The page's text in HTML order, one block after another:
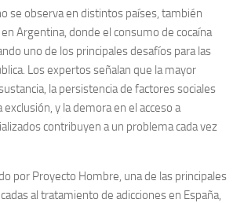
se observa en distintos países, también
Argentina, donde el consumo de cocaína
uno de los principales desafíos para las
Los expertos señalan que la mayor
la persistencia de factores sociales
y la demora en el acceso a
contribuyen a un problema cada vez
por Proyecto Hombre, una de las principales
al tratamiento de adicciones en España,